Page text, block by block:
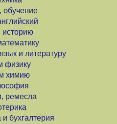
обучение
историю
и литературу
физику
химию
ремесла
бухгалтерия